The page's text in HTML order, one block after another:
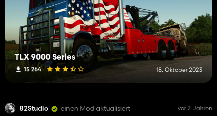
TLX 9000 Series
15 264 18. Oktober 2023
82Studio einen Mod aktualisiert vor 2 Jahren